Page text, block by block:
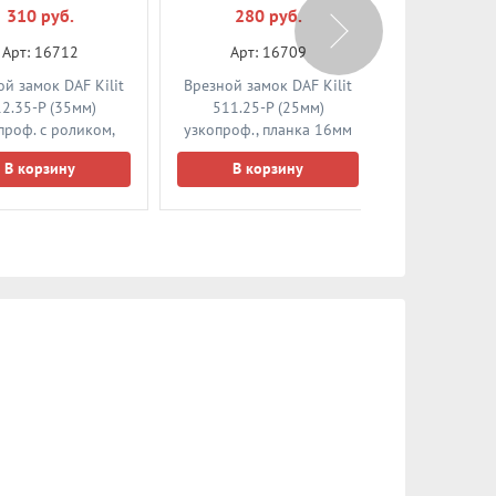
310 руб.
Арт: 16712
замок DAF Kilit
P (35мм)
с роликом,
16мм
В корзину
280 руб.
Арт: 16709
Врезной замок DAF Kilit
511.25-P (25мм)
узкопроф., планка 16мм
В корзину